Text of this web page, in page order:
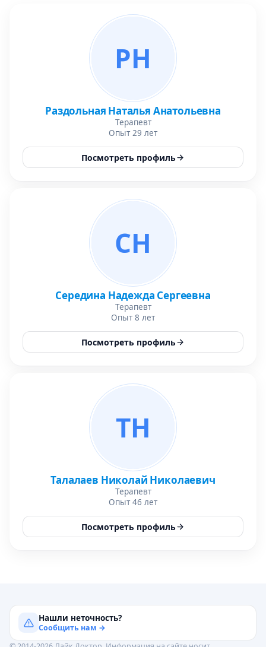
РН
Раздольная Наталья Анатольевна
Терапевт
Опыт 29 лет
Посмотреть профиль
СН
Середина Надежда Сергеевна
Терапевт
Опыт 8 лет
Посмотреть профиль
ТН
Талалаев Николай Николаевич
Терапевт
Опыт 46 лет
Посмотреть профиль
Нашли неточность?
Сообщить нам →